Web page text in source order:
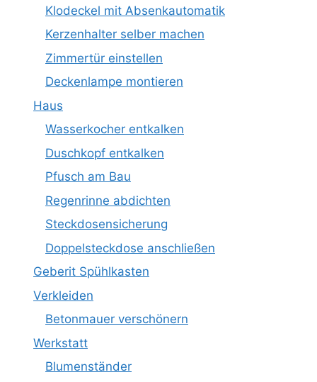
Klodeckel mit Absenkautomatik
Kerzenhalter selber machen
Zimmertür einstellen
Deckenlampe montieren
Haus
Wasserkocher entkalken
Duschkopf entkalken
Pfusch am Bau
Regenrinne abdichten
Steckdosensicherung
Doppelsteckdose anschließen
Geberit Spühlkasten
Verkleiden
Betonmauer verschönern
Werkstatt
Blumenständer